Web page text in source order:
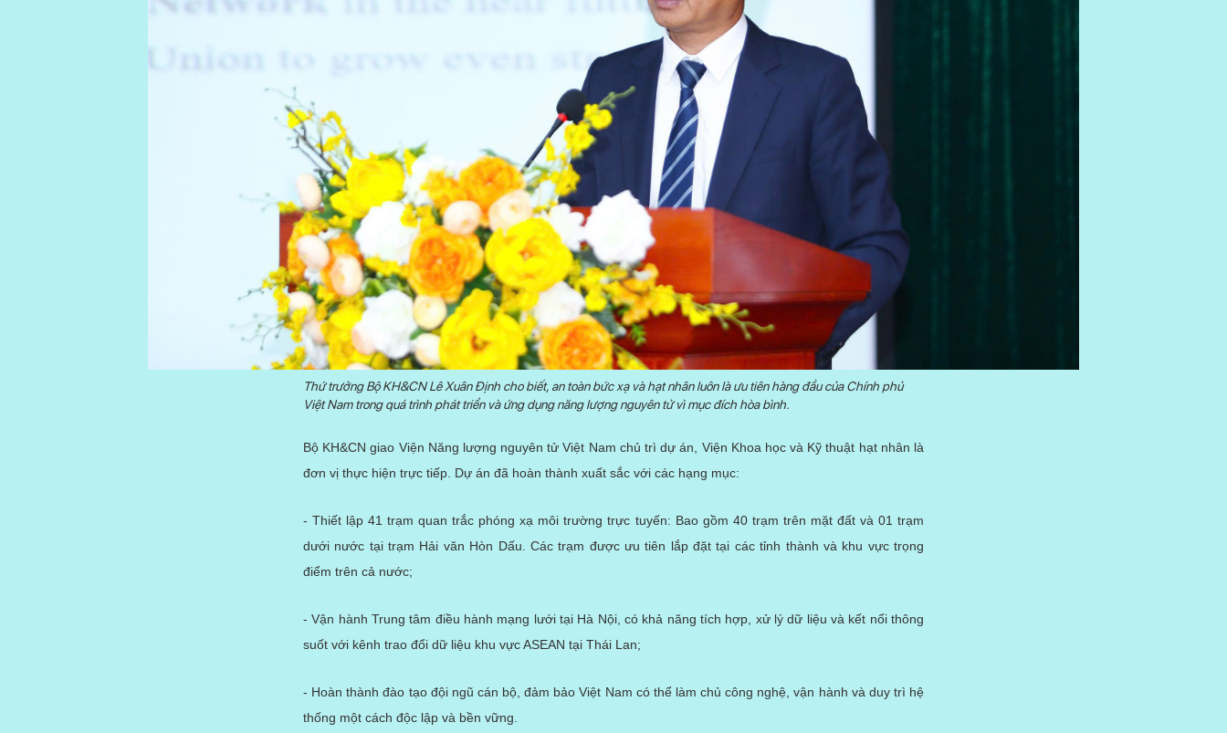
Thứ trưởng Bộ KH&CN Lê Xuân Định cho biết, an toàn bức xạ và hạt nhân luôn là ưu tiên hàng đầu của Chính phủ
Việt Nam trong quá trình phát triển và ứng dụng năng lượng nguyên tử vì mục đích hòa bình.
Bộ KH&CN giao Viện Năng lượng nguyên tử Việt Nam chủ trì dự án, Viện Khoa học và Kỹ thuật hạt nhân là
đơn vị thực hiện trực tiếp. Dự án đã hoàn thành xuất sắc với các hạng mục:
- Thiết lập 41 trạm quan trắc phóng xạ môi trường trực tuyến: Bao gồm 40 trạm trên mặt đất và 01 trạm
dưới nước tại trạm Hải văn Hòn Dấu. Các trạm được ưu tiên lắp đặt tại các tỉnh thành và khu vực trọng
điểm trên cả nước;
- Vận hành Trung tâm điều hành mạng lưới tại Hà Nội, có khả năng tích hợp, xử lý dữ liệu và kết nối thông
suốt với kênh trao đổi dữ liệu khu vực ASEAN tại Thái Lan;
- Hoàn thành đào tạo đội ngũ cán bộ, đảm bảo Việt Nam có thể làm chủ công nghệ, vận hành và duy trì hệ
thống một cách độc lập và bền vững.